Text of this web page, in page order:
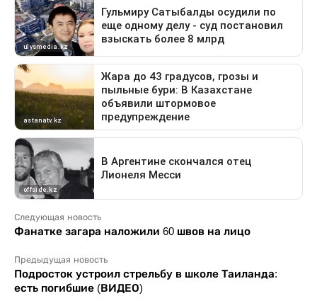
Следующая новость
Фанатке загара наложили 60 швов на лицо
Предыдущая новость
Подросток устроил стрельбу в школе Таиланда:
есть погибшие (ВИДЕО)